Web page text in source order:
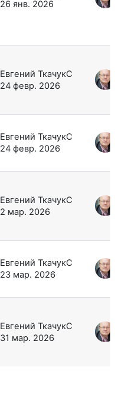
26 янв. 2026
Евгений ТкачукС
24 февр. 2026
Евгений ТкачукС
24 февр. 2026
Евгений ТкачукС
2 мар. 2026
Евгений ТкачукС
23 мар. 2026
Евгений ТкачукС
31 мар. 2026